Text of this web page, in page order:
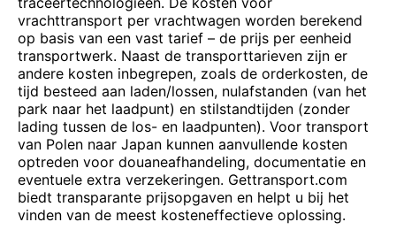
vrachttransport per vrachtwagen worden berekend
op basis van een vast tarief – de prijs per eenheid
transportwerk. Naast de transporttarieven zijn er
andere kosten inbegrepen, zoals de orderkosten, de
tijd besteed aan laden/lossen, nulafstanden (van het
park naar het laadpunt) en stilstandtijden (zonder
lading tussen de los- en laadpunten). Voor transport
van Polen naar Japan kunnen aanvullende kosten
optreden voor douaneafhandeling, documentatie en
eventuele extra verzekeringen. Gettransport.com
biedt transparante prijsopgaven en helpt u bij het
vinden van de meest kosteneffectieve oplossing.